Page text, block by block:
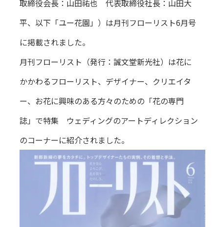
取締役会長：山田祐也 代表取締役社長：山田大
平、以下「ユー花園」）は月刊フローリスト6月号
に掲載されました。
月刊フローリスト（発行：誠文堂新光社）は花に
かかわるフローリスト、デザイナー、クリエイタ
ー、お花に興味のある方々のための「花の専門
誌」で特集 ウェディングのアートディレクション
のコーナーに紹介されました。